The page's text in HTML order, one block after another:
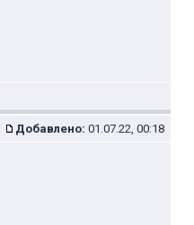
Добавлено: 01.07.22, 00:18